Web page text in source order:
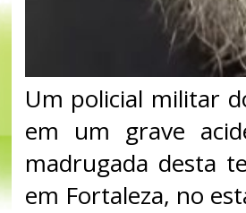
Um policial militar
em um grave
madrugada desta
em Fortaleza, no